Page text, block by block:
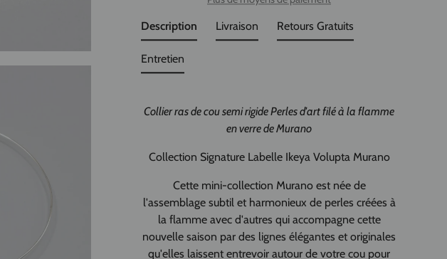
Description
Collier ras de cou semi rigide Perles d'art filé à la flamme
en verre de Murano
Collection Signature Labelle Ikeya Volupta Murano
Cette mini-collection Murano est née de
l'assemblage subtil et harmonieux de perles créées à
la flamme avec d'autres qui accompagne cette
nouvelle saison par des lignes élégantes et originales
qu'elles laissent entrevoir autour de votre cou pour
Livraison Retours Gratuits
Entretien